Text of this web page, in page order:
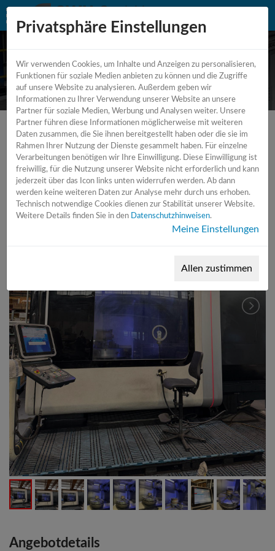
CNC - Fräs - und Drehmaschine
Angebotdetails
Privatsphäre Einstellungen
Wir verwenden Cookies, um Inhalte und Anzeigen zu personalisieren,
Funktionen für soziale Medien anbieten zu können und die Zugriffe
auf unsere Website zu analysieren. Außerdem geben wir
Informationen zu Ihrer Verwendung unserer Website an unsere
Partner für soziale Medien, Werbung und Analysen weiter. Unsere
Partner führen diese Informationen möglicherweise mit weiteren
Daten zusammen, die Sie ihnen bereitgestellt haben oder die sie im
Rahmen Ihrer Nutzung der Dienste gesammelt haben. Für einzelne
Verarbeitungen benötigen wir Ihre Einwilligung. Diese Einwilligung ist
freiwillig, für die Nutzung unserer Website nicht erforderlich und kann
jederzeit über das Icon links unten widerrufen werden. Ab dann
werden keine weiteren Daten zur Analyse mehr durch uns erhoben.
Technisch notwendige Cookies dienen zur Stabilität unserer Website.
Weitere Details finden Sie in den
Datenschutzhinweisen.
Meine Einstellungen
Allen zustimmen